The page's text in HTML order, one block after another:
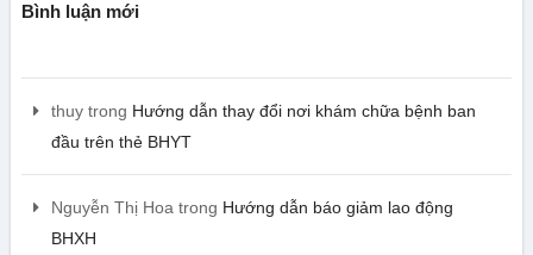
Bình luận mới
thuytrong Hướng dẫn thay đổi nơi khám chữa bệnh ban
đầu trên thẻ BHYT
Nguyễn Thị Hoatrong Hướng dẫn báo giảm lao động
BHXH